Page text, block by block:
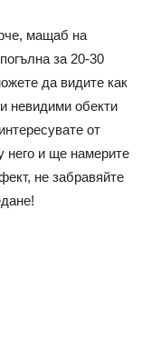
мащаб на
за 20-30
да видите как
невидими обекти
от
него и ще намерите
не забравяйте